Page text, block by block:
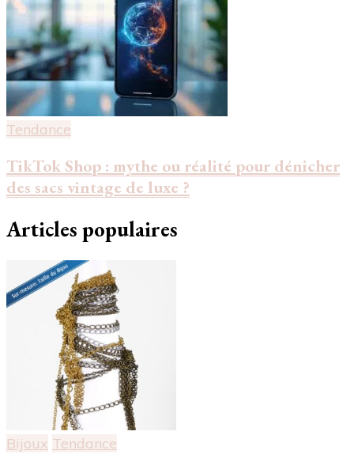
Tendance
TikTok Shop : mythe ou réalité pour dénicher
des sacs vintage de luxe ?
Articles populaires
Bijoux Tendance